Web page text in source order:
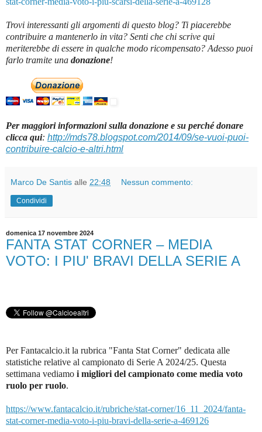
Trovi interessanti gli argomenti di questo blog? Ti piacerebbe
contribuire a mantenerlo in vita? Senti che chi scrive qui
meriterebbe di essere in qualche modo ricompensato? Adesso puoi
farlo tramite una donazione!
Per maggiori informazioni sulla donazione e su perché donare
clicca qui: http://mds78.blogspot.com/2014/09/se-vuoi-puoi-
contribuire-calcio-e-altri.html
Marco De Santis alle 22:48 Nessun commento:
Condividi
domenica 17 novembre 2024
FANTA STAT CORNER – MEDIA
VOTO: I PIU' BRAVI DELLA SERIE A
Per Fantacalcio.it la rubrica "Fanta Stat Corner" dedicata alle
statistiche relative al campionato di Serie A 2024/25. Questa
settimana vediamo i migliori del campionato come media voto
ruolo per ruolo.
https://www.fantacalcio.it/rubriche/stat-corner/16_11_2024/fanta-
stat-corner-media-voto-i-piu-bravi-della-serie-a-469126